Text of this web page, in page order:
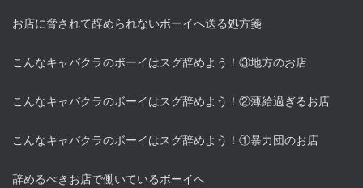
お店に脅されて辞められないボーイへ送る処方箋
こんなキャバクラのボーイはスグ辞めよう！③地方のお店
こんなキャバクラのボーイはスグ辞めよう！②薄給過ぎるお店
こんなキャバクラのボーイはスグ辞めよう！①暴力団のお店
辞めるべきお店で働いているボーイへ